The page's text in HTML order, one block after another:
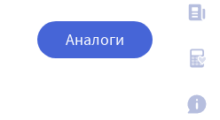
Аналоги